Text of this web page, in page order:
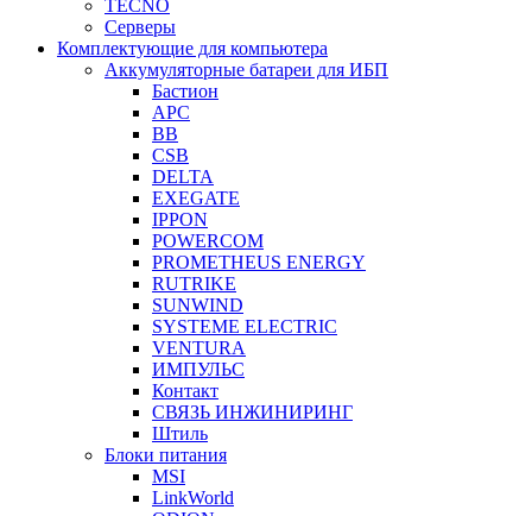
TECNO
Серверы
Комплектующие для компьютера
Аккумуляторные батареи для ИБП
Бастион
APC
BB
CSB
DELTA
EXEGATE
IPPON
POWERCOM
PROMETHEUS ENERGY
RUTRIKE
SUNWIND
SYSTEME ELECTRIC
VENTURA
ИМПУЛЬС
Контакт
СВЯЗЬ ИНЖИНИРИНГ
Штиль
Блоки питания
MSI
LinkWorld